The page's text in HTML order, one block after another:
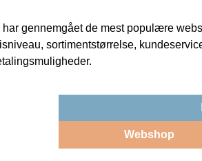
har gennemgået de mest populære
sortimentstørrelse,
Webshop